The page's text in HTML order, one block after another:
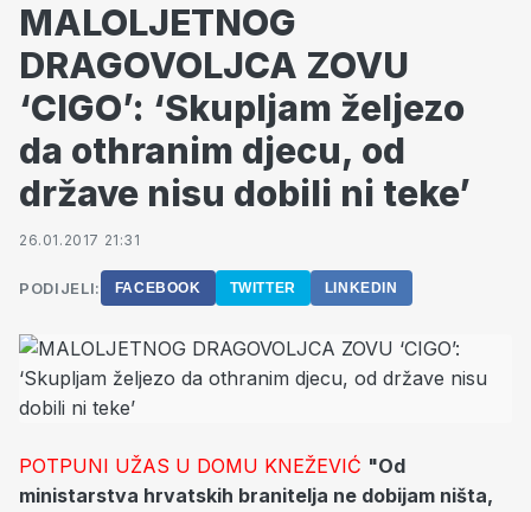
MALOLJETNOG
DRAGOVOLJCA ZOVU
‘CIGO’: ‘Skupljam željezo
da othranim djecu, od
države nisu dobili ni teke’
26.01.2017 21:31
PODIJELI: FACEBOOK TWITTER LINKEDIN
POTPUNI UŽAS U DOMU KNEŽEVIĆ "Od
ministarstva hrvatskih branitelja ne dobijam ništa,